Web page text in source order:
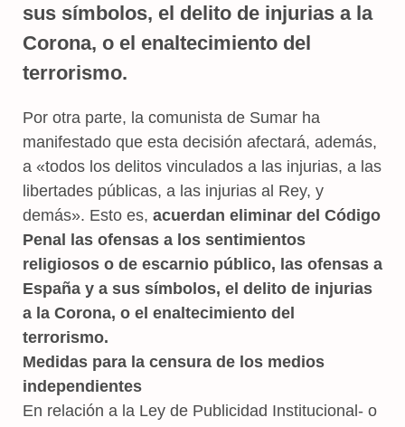
sus símbolos, el delito de injurias a la
Corona, o el enaltecimiento del
terrorismo.
Por otra parte, la comunista de Sumar ha
manifestado que esta decisión afectará, además,
a «todos los delitos vinculados a las injurias, a las
libertades públicas, a las injurias al Rey, y
demás». Esto es, acuerdan eliminar del Código
Penal las ofensas a los sentimientos
religiosos o de escarnio público, las ofensas a
España y a sus símbolos, el delito de injurias
a la Corona, o el enaltecimiento del
terrorismo.
Medidas para la censura de los medios
independientes
En relación a la Ley de Publicidad Institucional- o